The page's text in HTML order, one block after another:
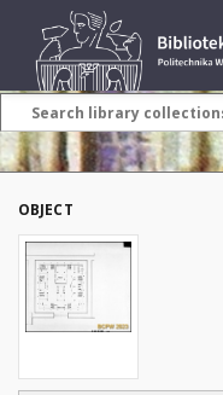
OBJECT